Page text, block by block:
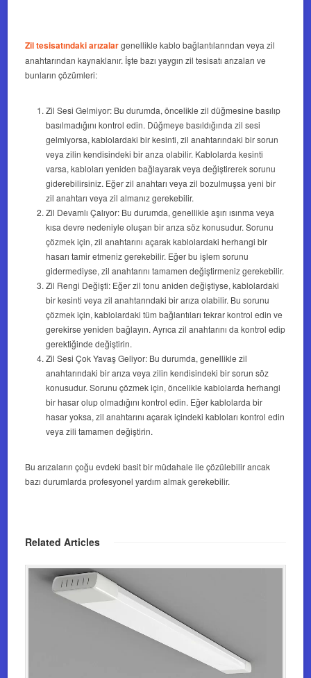
Zil tesisatındaki arızalargenellikle kablo bağlantılarından veya zil
anahtarından kaynaklanır. İşte bazı yaygın zil tesisatı arızaları ve
bunların çözümleri:
Zil Sesi Gelmiyor: Bu durumda, öncelikle zil düğmesine basılıp
basılmadığını kontrol edin. Düğmeye basıldığında zil sesi
gelmiyorsa, kablolardaki bir kesinti, zil anahtarındaki bir sorun
veya zilin kendisindeki bir arıza olabilir. Kablolarda kesinti
varsa, kabloları yeniden bağlayarak veya değiştirerek sorunu
giderebilirsiniz. Eğer zil anahtarı veya zil bozulmuşsa yeni bir
zil anahtarı veya zil almanız gerekebilir.
Zil Devamlı Çalıyor: Bu durumda, genellikle aşırı ısınma veya
kısa devre nedeniyle oluşan bir arıza söz konusudur. Sorunu
çözmek için, zil anahtarını açarak kablolardaki herhangi bir
hasarı tamir etmeniz gerekebilir. Eğer bu işlem sorunu
gidermediyse, zil anahtarını tamamen değiştirmeniz gerekebilir.
Zil Rengi Değişti: Eğer zil tonu aniden değiştiyse, kablolardaki
bir kesinti veya zil anahtarındaki bir arıza olabilir. Bu sorunu
çözmek için, kablolardaki tüm bağlantıları tekrar kontrol edin ve
gerekirse yeniden bağlayın. Ayrıca zil anahtarını da kontrol edip
gerektiğinde değiştirin.
Zil Sesi Çok Yavaş Geliyor: Bu durumda, genellikle zil
anahtarındaki bir arıza veya zilin kendisindeki bir sorun söz
konusudur. Sorunu çözmek için, öncelikle kablolarda herhangi
bir hasar olup olmadığını kontrol edin. Eğer kablolarda bir
hasar yoksa, zil anahtarını açarak içindeki kabloları kontrol edin
veya zili tamamen değiştirin.
Bu arızaların çoğu evdeki basit bir müdahale ile çözülebilir ancak
bazı durumlarda profesyonel yardım almak gerekebilir.
Related Articles